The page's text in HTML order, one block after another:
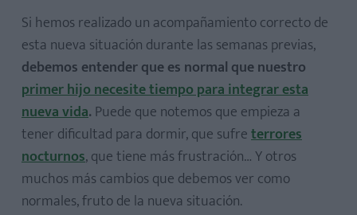
Si hemos realizado un acompañamiento correcto de
esta nueva situación durante las semanas previas,
debemos entender que es normal que nuestro
primer hijo necesite tiempo para integrar esta
nueva vida. Puede que notemos que empieza a
tener dificultad para dormir, que sufreterrores
nocturnos, que tiene más frustración… Y otros
muchos más cambios que debemos ver como
normales, fruto de la nueva situación.